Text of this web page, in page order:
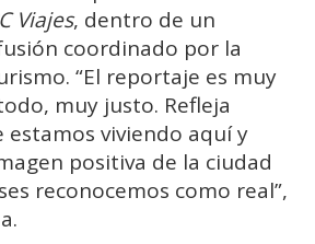
Viajes, dentro de un
coordinado por la
“El reportaje es muy
muy justo. Refleja
viviendo aquí y
positiva de la ciudad
reconocemos como real”,